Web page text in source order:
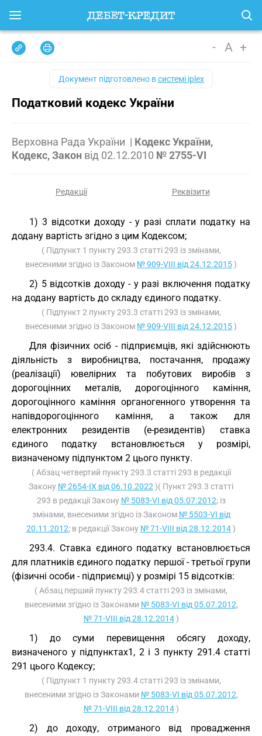
- A +
Документ підготовлено всистемі iplex
Податковий кодекс України
Верховна Рада України | Кодекс України,
Кодекс, Закон від 02.12.2010 № 2755-VI
Редакції Реквізити
1) 3 відсотки доходу - у разі сплати податку на
додану вартість згідно з цим Кодексом;
( Підпункт 1 пункту 293.3 статті 293 із змінами,
внесеними згідно із Законом № 909-VIII від 24.12.2015)
2) 5 відсотків доходу - у разі включення податку
на додану вартість до складу єдиного податку.
( Підпункт 2 пункту 293.3 статті 293 із змінами,
внесеними згідно із Законом № 909-VIII від 24.12.2015)
Для фізичних осіб - підприємців, які здійснюють
діяльність з виробництва, постачання, продажу
(реалізації) ювелірних та побутових виробів з
дорогоцінних металів, дорогоцінного каміння,
дорогоцінного каміння органогенного утворення та
напівдорогоцінного каміння, а також для
електронних резидентів (е-резидентів) ставка
єдиного податку встановлюється у розмірі,
визначеному підпунктом 2 цього пункту.
( Абзац четвертий пункту 293.3 статті 293 в редакції
Закону № 2654-IX від 06.10.2022 )( Пункт 293.3 статті
293 в редакції Закону № 5083-VI від 05.07.2012; із
змінами, внесеними згідно із Законом № 5503-VI від
20.11.2012; в редакції Закону № 71-VIII від 28.12.2014)
293.4. Ставка єдиного податку встановлюється
для платників єдиного податку першої - третьої групи
(фізичні особи - підприємці) у розмірі 15 відсотків:
( Абзац перший пункту 293.4 статті 293 із змінами,
внесеними згідно із Законами № 5083-VI від 05.07.2012,
№ 71-VIII від 28.12.2014)
1) до суми перевищення обсягу доходу,
визначеного у підпунктах1, 2 і 3 пункту 291.4 статті
291 цього Кодексу;
( Підпункт 1 пункту 293.4 статті 293 із змінами,
внесеними згідно із Законами № 5083-VI від 05.07.2012,
№ 71-VIII від 28.12.2014)
2) до доходу, отриманого від провадження